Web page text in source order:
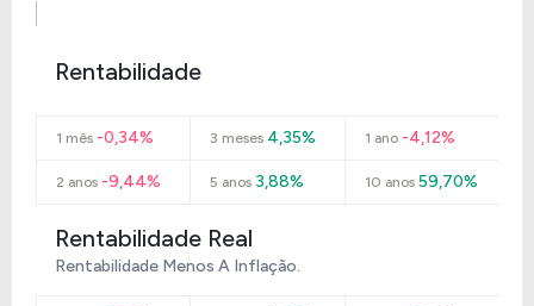
Rentabilidade
1 mês -0,34% 3 meses 4,35% 1 ano-4,12%
2 anos -9,44% 5 anos 3,88% 10 anos59,70%
Rentabilidade Real
Rentabilidade Menos A Inflação.